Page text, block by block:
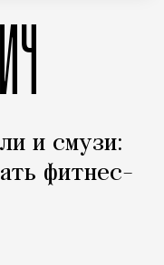
и смузи:
фитнес-